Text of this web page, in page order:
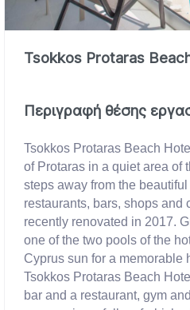
Tsokkos Protaras
Περιγραφή θέσης
Tsokkos Protaras Beach
of Protaras in a quiet area of
steps away from the
restaurants, bars, shops and
recently renovated in 2017.
one of the two pools of the
Cyprus sun for a memorable
Tsokkos Protaras Beach
bar and a restaurant, gym